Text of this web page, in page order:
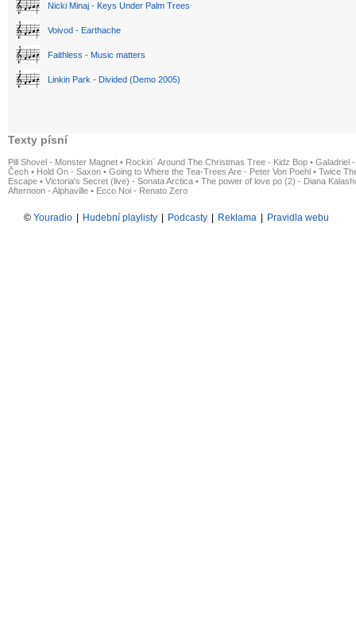
Nicki Minaj - Keys Under Palm Trees
Voivod - Earthache
Faithless - Music matters
Linkin Park - Divided (Demo 2005)
Texty písní
Pill Shovel - Monster Magnet • Rockin´ Around The Christmas Tree - Kidz Bop • Galadriel
Čech • Hold On - Saxon • Going to Where the Tea-Trees Are - Peter Von Poehl • Twice
Escape • Victoria's Secret (live) - Sonata Arctica • The power of love po (2) - Diana
Afternoon - Alphaville • Ecco Noi - Renato Zero
© Youradio Hudební playlisty Podcasty Reklama Pravidla webu